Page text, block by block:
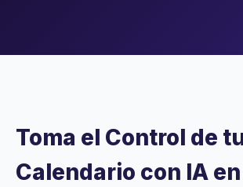
Toma el Control de
Calendario con IA en